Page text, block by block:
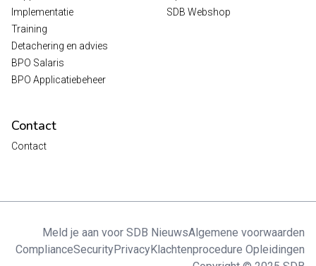
Implementatie
Training
Detachering en advies
BPO Salaris
BPO Applicatiebeheer
SDB Webshop
Contact
Contact
Meld je aan voor SDB NieuwsAlgemene voorwaarden
ComplianceSecurityPrivacyKlachtenprocedure Opleidingen